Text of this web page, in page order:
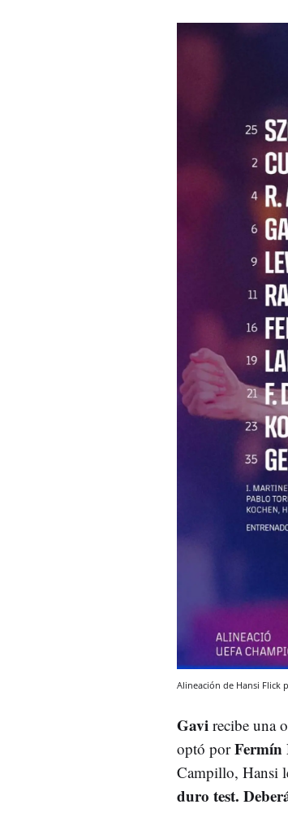
Alineación de Hansi Flick
Gavi recibe una
optó porFermín
Campillo, Hansi
duro test.